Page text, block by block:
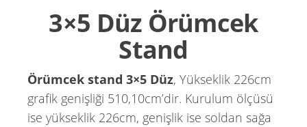
3×5 Düz Örümcek
Stand
Örümcek stand 3×5 Düz, Yükseklik 226cm
grafik genişliği 510,10cm’dir. Kurulum ölçüsü
ise yükseklik 226cm, genişlik ise soldan sağa